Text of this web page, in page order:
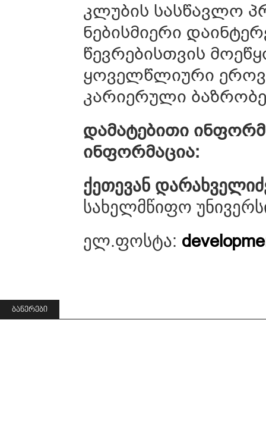
კლუბის სასწავლო
ნებისმიერი
წევრებისთვის
ყოველწლიური
კარიერული
დამატებითი
ინფორმაცია:
ქეთევან
სახელმწიფო
ელ.ფოსტა:
ᲑᲐᲜᲔᲠᲔᲑᲘ